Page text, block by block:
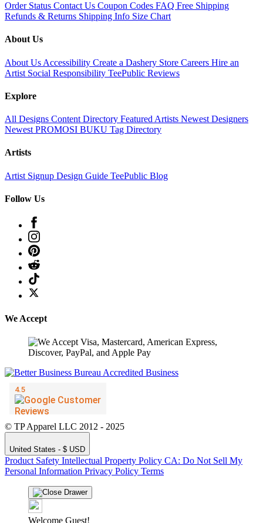
Order Status Contact Us Coupon Codes FAQ Free Shipping
Refunds & Returns Shipping Info Size Chart
About Us
About Us Accessibility Create a Dashery Store Careers Hire an
Artist Social Responsibility TeePublic Reviews
Explore
All Designs Content Directory Featured Artists Newest Designers
Newest PROMOSI BUKU Tag Directory
Artists
Artist Signup Design Guide TeePublic Blog
Follow Us
We Accept
© TP Apparel LLC 2012 - 2025
United States - $ USD
Product Safety Intellectual Property Policy CA: Do Not Sell My
Personal Information Privacy Policy Terms
Welcome Guest!